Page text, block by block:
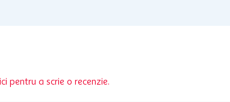
pentru a scrie o recenzie.